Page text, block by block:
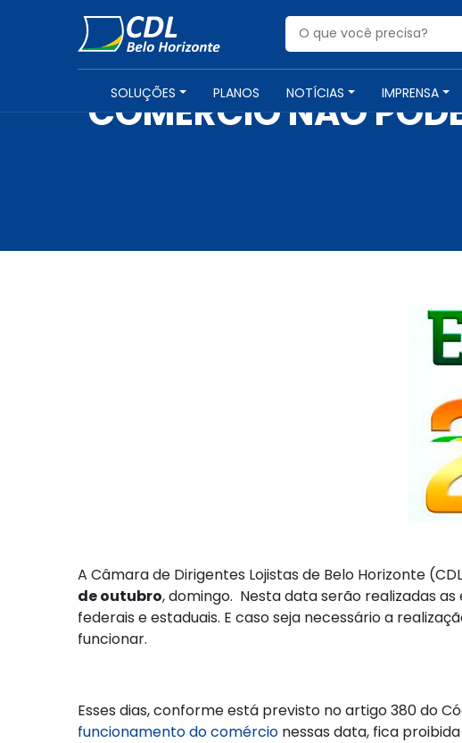
SOLUÇÕES PLANOS NOTÍCIAS IMPRENSA
COMÉRCIO NÃO
A Câmara de Dirigentes Lojistas de Belo Horizonte
de outubro, domingo. Nesta data serão realizadas
federais e estaduais. E caso seja necessário a
funcionar.
Esses dias, conforme está previsto no artigo 380 do
funcionamento do comércio nessas data, fica